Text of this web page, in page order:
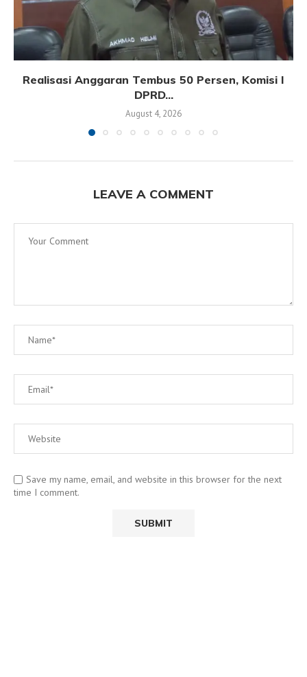
Realisasi Anggaran Tembus 50 Persen, Komisi I
DPRD...
August 4, 2026
LEAVE A COMMENT
Save my name, email, and website in this browser for the next
time I comment.